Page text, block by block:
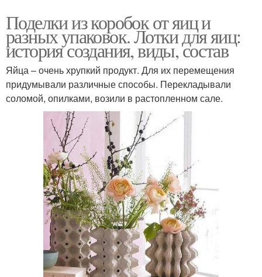
Поделки из коробок от яиц и
разных упаковок. Лотки для яиц:
история создания, виды, состав
Яйца – очень хрупкий продукт. Для их перемещения
придумывали различные способы. Перекладывали
соломой, опилками, возили в растопленном сале.